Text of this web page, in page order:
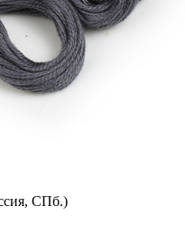
СПб.)